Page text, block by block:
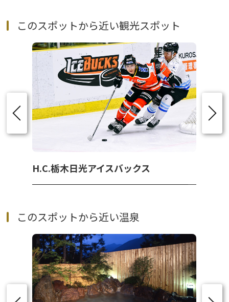
このスポットから近い観光スポット
H.C.栃木日光アイスバックス
このスポットから近い温泉